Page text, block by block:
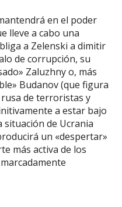
en el poder
lleve a cabo una
a Zelenski a dimitir
de corrupción, su
Zaluzhny o, más
Budanov (que figura
de terroristas y
a estar bajo
situación de Ucrania
un «despertar»
más activa de los